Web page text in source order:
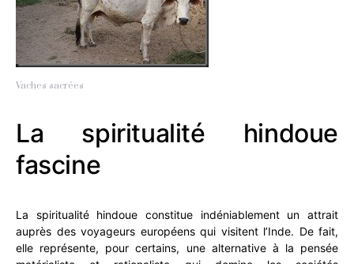
Vaches sacrées
La spiritualité hindoue
fascine
La spiritualité hindoue constitue indéniablement un attrait
auprès des voyageurs européens qui visitent l’Inde. De fait,
elle représente, pour certains, une alternative à la pensée